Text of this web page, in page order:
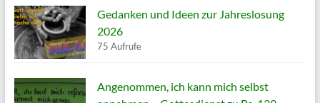
Gedanken und Ideen zur Jahreslosung
2026
75 Aufrufe
Angenommen, ich kann mich selbst